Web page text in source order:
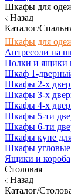
Шкафы для
Назад
Каталог/
Шкафы для
Антресоли на
Полки и ящики
Шкаф 1-
Шкафы 2-х
Шкафы 3-х
Шкафы 4-х
Шкафы 5-ти
Шкафы 6-ти
Шкафы купе
Шкафы угловые
Ящики и короба
Столовая
Назад
Каталог/